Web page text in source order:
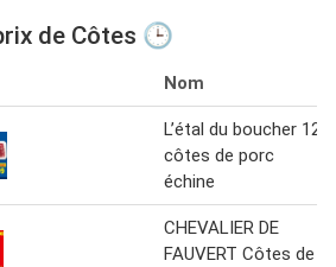
de Côtes 🕒
Nom
L’étal du boucher 12
côtes de porc
échine
CHEVALIER DE
FAUVERT Côtes de